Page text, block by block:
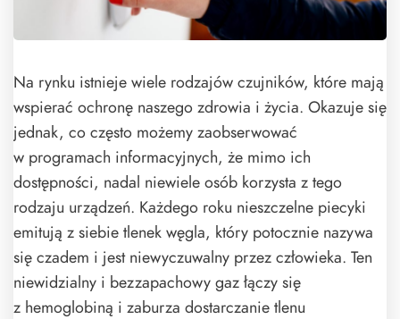
Na rynku istnieje wiele rodzajów czujników, które mają
wspierać ochronę naszego zdrowia i życia. Okazuje się
jednak, co często możemy zaobserwować
w programach informacyjnych, że mimo ich
dostępności, nadal niewiele osób korzysta z tego
rodzaju urządzeń. Każdego roku nieszczelne piecyki
emitują z siebie tlenek węgla, który potocznie nazywa
się czadem i jest niewyczuwalny przez człowieka. Ten
niewidzialny i bezzapachowy gaz łączy się
z hemoglobiną i zaburza dostarczanie tlenu